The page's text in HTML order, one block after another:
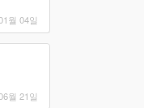
월 04일
월 21일